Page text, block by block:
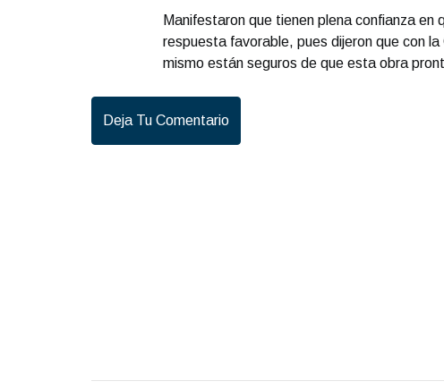
Manifestaron que tienen plena confianza
respuesta favorable, pues dijeron que con
mismo están seguros de que esta obra
Deja Tu Comentario